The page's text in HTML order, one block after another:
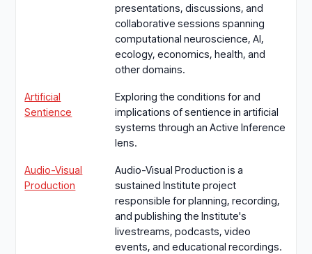
presentations, discussions, and
collaborative sessions spanning
computational neuroscience, AI,
ecology, economics, health, and
other domains.
Artificial
Sentience
Exploring the conditions for and
implications of sentience in artificial
systems through an Active Inference
lens.
Audio-Visual
Production
Audio-Visual Production is a
sustained Institute project
responsible for planning, recording,
and publishing the Institute's
livestreams, podcasts, video
events, and educational recordings.